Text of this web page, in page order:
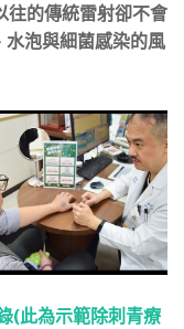
往的傳統雷射卻不會
泡與細菌感染的風
(此為示範除刺青療